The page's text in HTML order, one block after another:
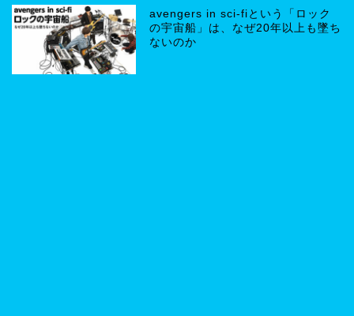
avengers in sci-fiという「ロック
の宇宙船」は、なぜ20年以上も墜ち
ないのか